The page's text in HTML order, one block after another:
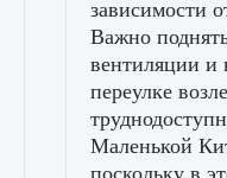
зависимости
Важно
вентиляции и
переулке
Маленькой
поскольку в